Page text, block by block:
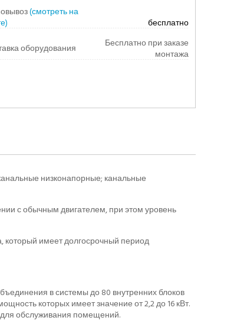
(смотреть на
бесплатно
оборудования
Бесплатно при заказе
монтажа
низконапорные; канальные
с обычным двигателем, при этом уровень
который имеет долгосрочный период
в системы до 80 внутренних блоков
которых имеет значение от 2,2 до 16 кВт.
обслуживания помещений.